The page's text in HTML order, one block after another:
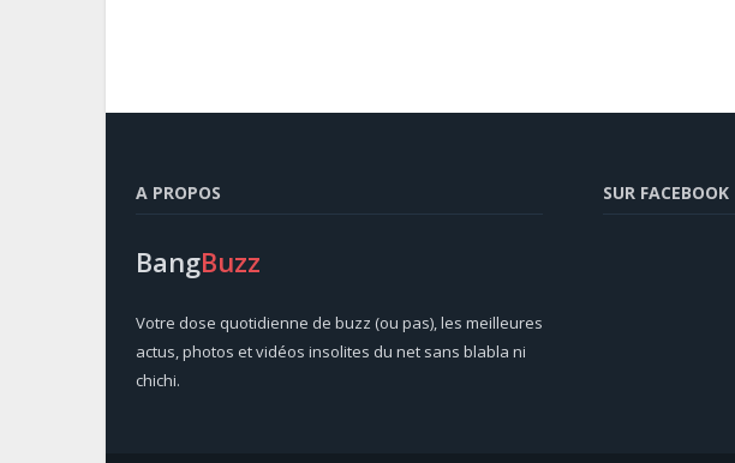
A PROPOS
BangBuzz
Votre dose quotidienne de buzz (ou pas), les meilleures
actus, photos et vidéos insolites du net sans blabla ni
chichi.
SUR FACEBOOK